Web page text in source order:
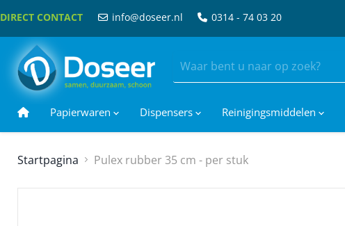
DIRECT CONTACT info@doseer.nl 0314 - 74 03 20
Papierwaren Dispensers Reinigingsmiddelen
Startpagina Pulex rubber 35 cm - per stuk